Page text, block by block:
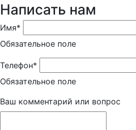
Написать нам
Имя*
Обязательное поле
Телефон*
Обязательное поле
Ваш комментарий или вопрос